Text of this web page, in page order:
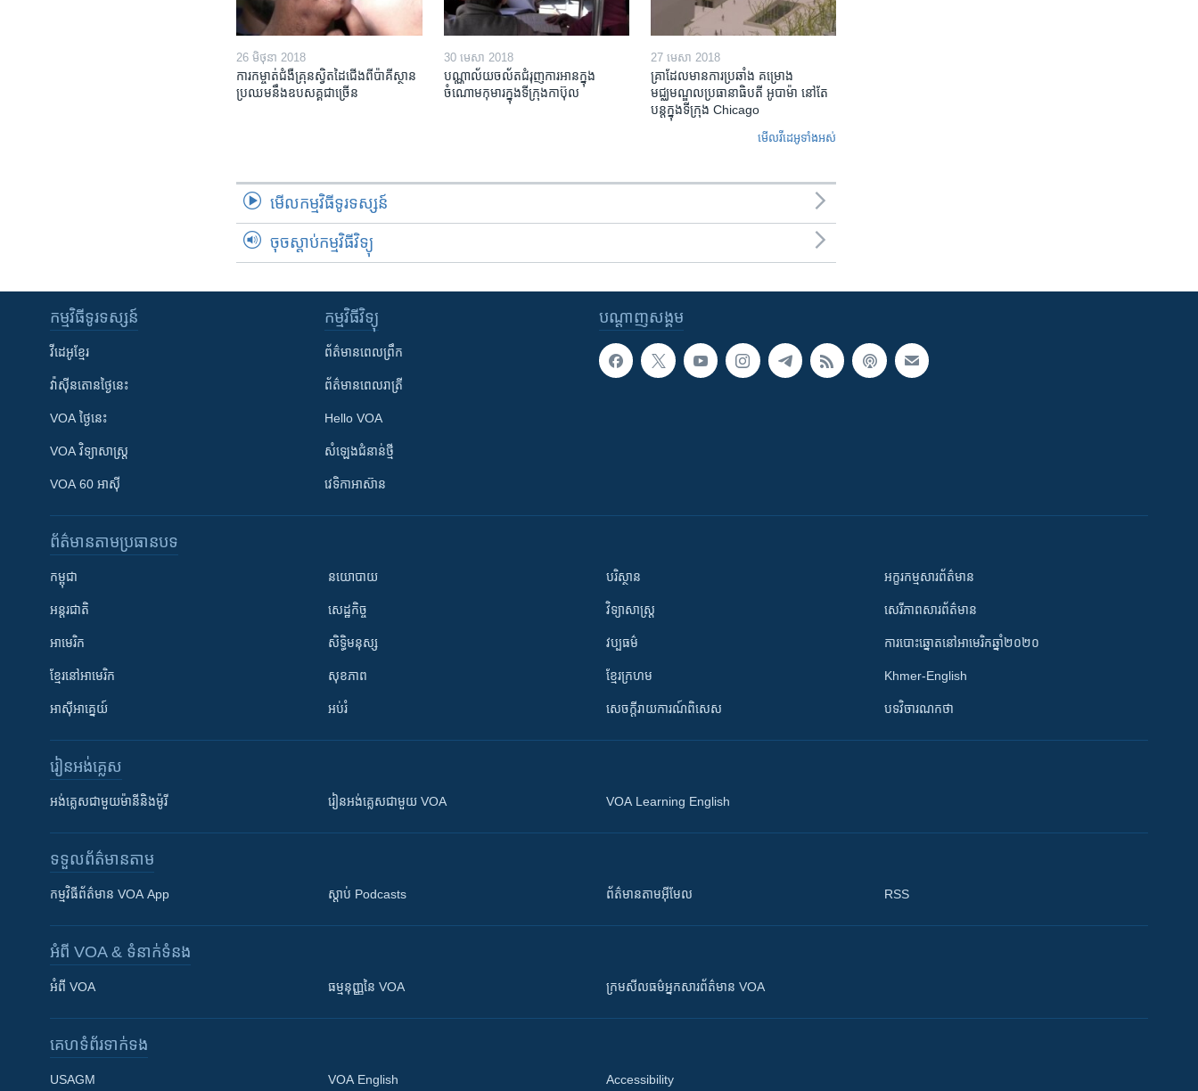
26 មិថុនា 2018
ការ​កម្ចាត់​ជំងឺ​គ្រុន​ស្វិត​ដៃ​ជើង​ពី​ប៉ាគីស្ថាន​
ប្រឈម​នឹង​ឧបសគ្គ​ជាច្រើន
30 មេសា 2018
បណ្ណាល័យ​ចល័ត​ជំរុញ​ការអាន​ក្នុង
ចំណោម​កុមារ​ក្នុងទីក្រុង​កាប៊ុល
27 មេសា 2018
គ្រាដែល​មាន​ការ​ប្រឆាំង គម្រោង​
មជ្ឈមណ្ឌល​ប្រធានាធិបតី អូបាម៉ា នៅតែ​
បន្ត​ក្នុង​ទីក្រុង Chicago
មើល​វីដេអូ​ទាំង​អស់
មើល​កម្មវិធី​ទូរទស្សន៍
ចុចស្តាប់កម្មវិធីវិទ្យុ
បណ្តាញ​សង្គម
កម្មវិធី​ទូរទស្សន៍
វីដេអូ​ខ្មែរ
វ៉ាស៊ីនតោន​ថ្ងៃ​នេះ
VOA ថ្ងៃនេះ
VOA ​វិទ្យាសាស្ត្រ
VOA 60 អាស៊ី
កម្មវិធី​វិទ្យុ
ព័ត៌មាន​ពេល​ព្រឹក
ព័ត៌មាន​​ពេល​រាត្រី
Hello VOA
សំឡេង​ជំនាន់​ថ្មី
វេទិកា​អាស៊ាន
ព័ត៌មាន​តាមប្រធានបទ​
កម្ពុជា
អន្តរជាតិ
អាមេរិក
ខ្មែរ​នៅអាមេរិក
អាស៊ីអាគ្នេយ៍
នយោបាយ
សេដ្ឋកិច្ច
សិទ្ធិមនុស្ស
សុខភាព
អប់រំ
បរិស្ថាន
វិទ្យាសាស្រ្ត
វប្បធម៌
ខ្មែរក្រហម
សេចក្តីរាយការណ៍ពិសេស
អក្ខរកម្មសារព័ត៌មាន
សេរីភាពសារព័ត៌មាន
ការបោះឆ្នោតនៅអាមេរិកឆ្នាំ២០២០
Khmer-English
បទវិចារណកថា
រៀន​​អង់គ្លេស
អង់គ្លេស​ជាមួយ​ម៉ានី​និង​ម៉ូរី រៀន​​​​​​អង់គ្លេស​​ជាមួយ VOA VOA Learning English
ទទួល​ព័ត៌មាន​តាម
កម្មវិធី​ព័ត៌មាន VOA App ស្តាប់ Podcasts ព័ត៌មាន​តាម​អ៊ីមែល RSS
អំពី​ VOA & ទំនាក់ទំនង
អំពី​ VOA ធម្មនុញ្ញ​នៃ VOA ក្រម​​​សីលធម៌​​​អ្នក​​​សារព័ត៌មាន VOA
គេហទំព័រ​​ទាក់ទង
USAGM VOA English Accessibility